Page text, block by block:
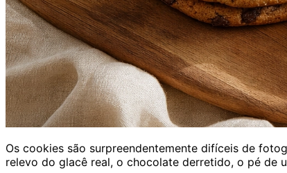
Os cookies são surpreendentemente difíceis de
relevo do glacê real, o chocolate derretido, o pé de